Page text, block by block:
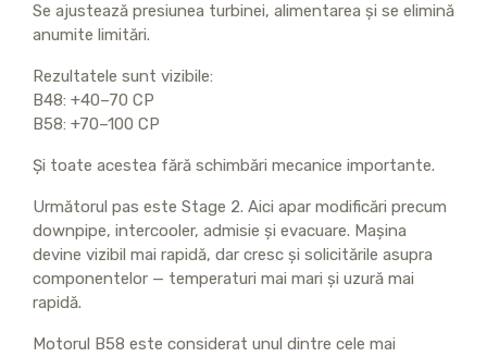
Se ajustează presiunea turbinei, alimentarea și se elimină
anumite limitări.
Rezultatele sunt vizibile:
B48: +40–70 CP
B58: +70–100 CP
Și toate acestea fără schimbări mecanice importante.
Următorul pas este Stage 2. Aici apar modificări precum
downpipe, intercooler, admisie și evacuare. Mașina
devine vizibil mai rapidă, dar cresc și solicitările asupra
componentelor — temperaturi mai mari și uzură mai
rapidă.
Motorul B58 este considerat unul dintre cele mai